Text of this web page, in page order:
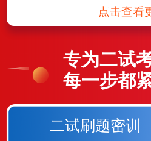
点击查看
专为二试
每一步都
二试刷题密训